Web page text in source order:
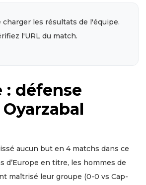
charger les résultats de l'équipe.
l'URL du match.
: défense
aucun but en 4 matchs dans ce
d’Europe en titre, les hommes de
maîtrisé leur groupe (0-0 vs Cap-